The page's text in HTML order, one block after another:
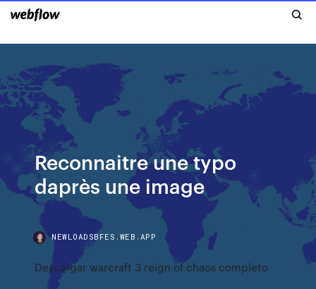
Reconnaitre une typo
daprès une image
NEWLOADSBFES.WEB.APP
Descargar warcraft 3 reign of chaos completo